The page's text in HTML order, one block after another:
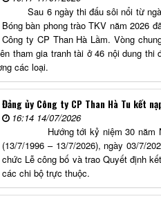
Sau 6 ngày thi đấu sôi nổi từ ngày
Bóng bàn phong trào TKV năm 2026
Công ty CP Than Hà Lầm. Vòng
tham gia tranh tài ở 46 nội dung
các loại.
Đảng ủy Công ty CP Than Hà Tu kết
16:14 14/07/2026
Hướng tới kỷ niệm 30 năm
(13/7/1996 – 13/7/2026), ngày 03/7/
chức Lễ công bố và trao Quyết định
các chi bộ trực thuộc.